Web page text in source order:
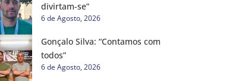
divirtam-se”
6 de Agosto, 2026
Gonçalo Silva: “Contamos com
todos”
6 de Agosto, 2026